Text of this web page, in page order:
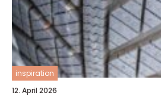
inspiration
12. April 2026